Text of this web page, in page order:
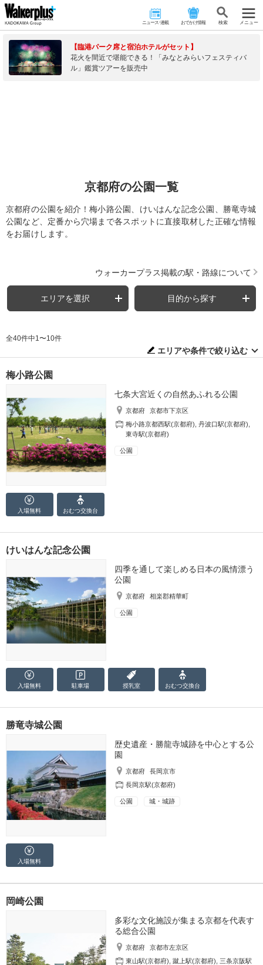
ニュース･連載 おでかけ情報 検 索 メニュー
【臨港パーク席と宿泊ホテルがセット】
花火を間近で堪能できる！「みなとみらいフェスティバ
ル」鑑賞ツアーを販売中
京都府の公園一覧
京都府の公園を紹介！梅小路公園、けいはんな記念公園、勝竜寺城
公園など、定番から穴場まで各スポットに直接取材した正確な情報
をお届けします。
ウォーカープラス掲載の駅・路線について
エリアを選択 目的から探す
全40件中1〜10件
エリアや条件で絞り込む
梅小路公園
七条大宮近くの自然あふれる公園
京都府
京都市下京区
梅小路京都西駅(京都府) ,丹波口駅(京都府)
東寺駅(京都府)
公園
入場無料 おむつ交換台
けいはんな記念公園
四季を通して楽しめる日本の風情漂う
公園
京都府 相楽郡精華町
公園
入場無料 駐車場 授乳室 おむつ交換台
勝竜寺城公園
歴史遺産・勝龍寺城跡を中心とする公
園
京都府
長岡京市
長岡京駅(京都府)
公園 城・城跡
入場無料
岡崎公園
多彩な文化施設が集まる京都を代表す
る総合公園
京都府
京都市左京区
東山駅(京都府) ,蹴上駅(京都府)
三条京阪駅